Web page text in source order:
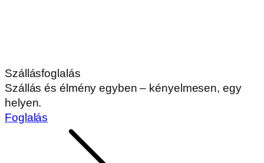
Szállásfoglalás
Szállás és élmény egyben – kényelmesen, egy
helyen.
Foglalás